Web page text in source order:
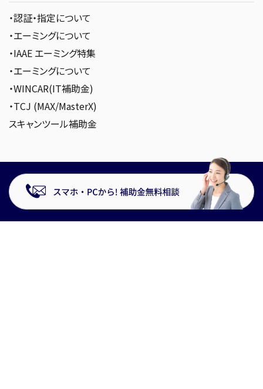
・認証・指定について
・エーミングについて
・IAAE エーミング特集
・エーミングについて
・WINCAR(IT補助金)
・TCJ (MAX/MasterX)
スキャンツール補助金